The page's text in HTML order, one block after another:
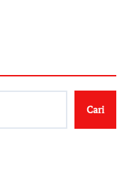
Cari